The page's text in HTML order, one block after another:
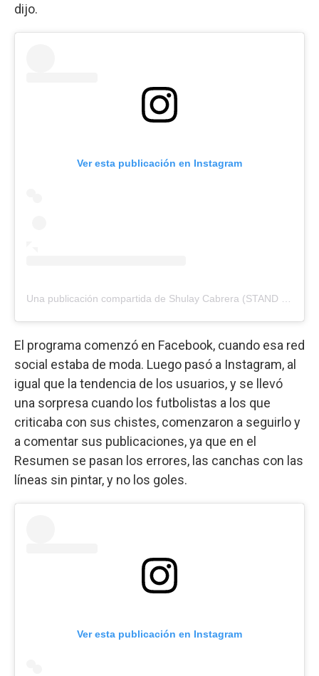
dijo.
Ver esta publicación en Instagram
El programa comenzó en Facebook, cuando esa red
social estaba de moda. Luego pasó a Instagram, al
igual que la tendencia de los usuarios, y se llevó
una sorpresa cuando los futbolistas a los que
criticaba con sus chistes, comenzaron a seguirlo y
a comentar sus publicaciones, ya que en el
Resumen se pasan los errores, las canchas con las
líneas sin pintar, y no los goles.
Ver esta publicación en Instagram